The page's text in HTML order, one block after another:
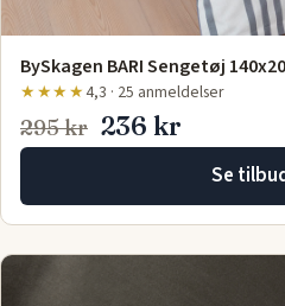
BySkagen BARI Sengetøj
★★★★4,3 · 25 anmeldelser
295 kr 236 kr
Se